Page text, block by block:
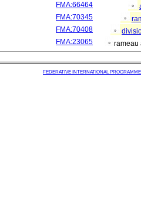
FMA:66464
FMA:70345
FMA:70408
FMA:23065
rameau
FEDERATIVE INTERNATIONAL